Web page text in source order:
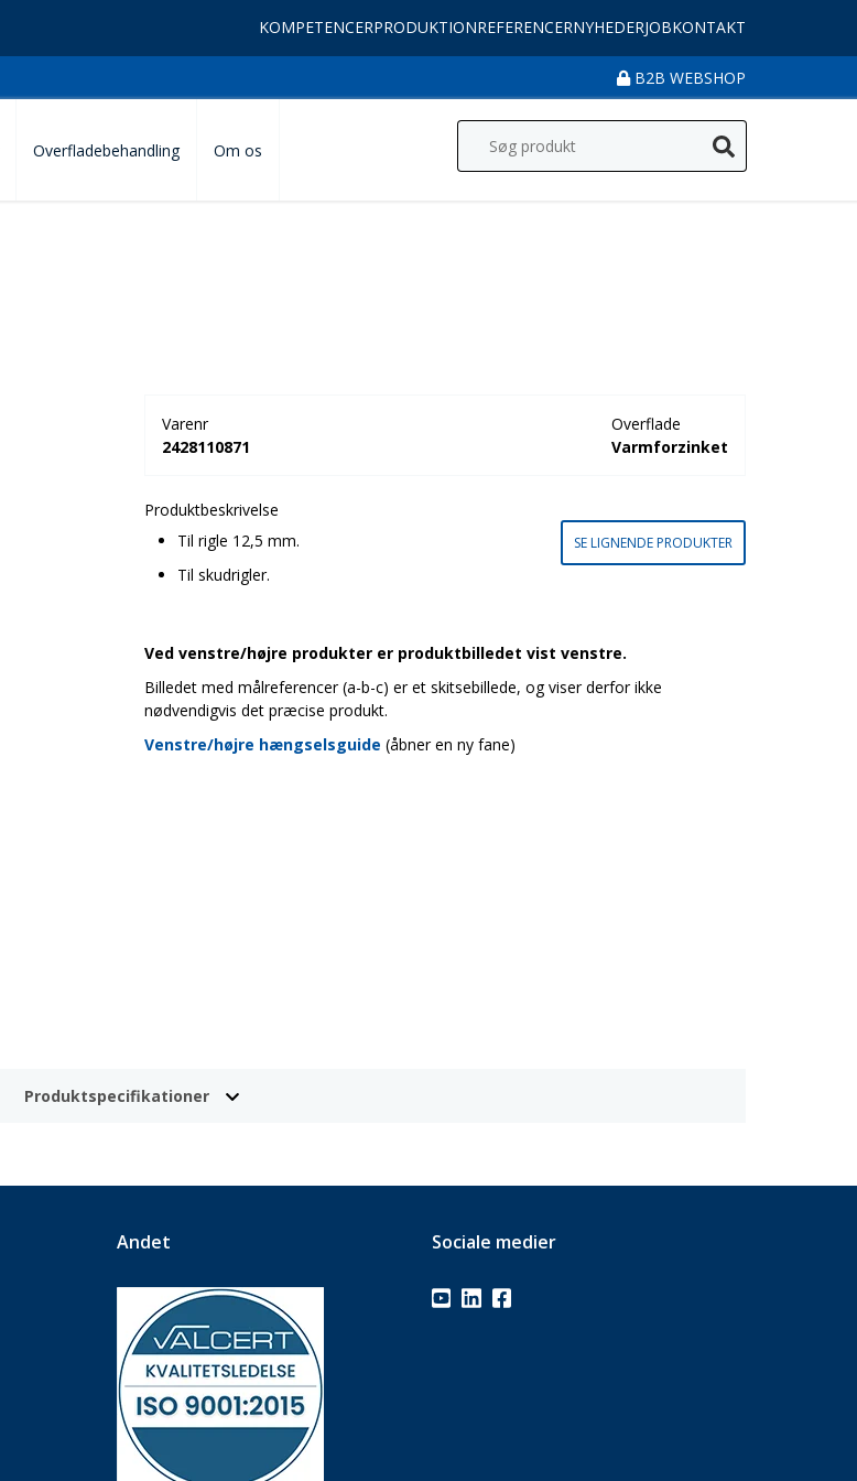
KOMPETENCERPRODUKTIONREFERENCERNYHEDERJOBKONTAKT
B2B WEBSHOP
Overfladebehandling Om os
Varenr
2428110871
Overflade
Varmforzinket
Produktbeskrivelse
Til rigle 12,5 mm.
Til skudrigler.
SE LIGNENDE PRODUKTER
Ved venstre/højre produkter er produktbilledet vist venstre.
Billedet med målreferencer (a-b-c) er et skitsebillede, og viser derfor ikke
nødvendigvis det præcise produkt.
Venstre/højre hængselsguide (åbner en ny fane)
Produktspecifikationer
Andet Sociale medier